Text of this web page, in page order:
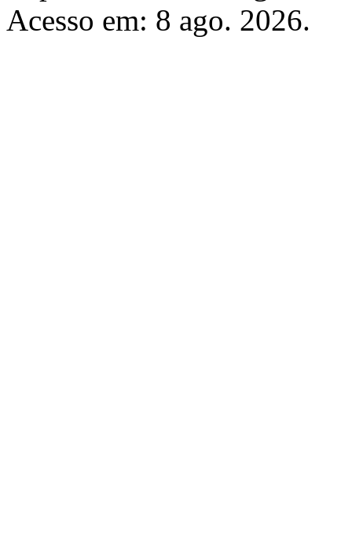
Acesso em: 8 ago. 2026.